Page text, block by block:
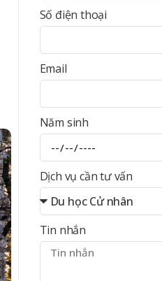
Số điện thoại
Email
Năm sinh
Dịch vụ cần tư vấn
Tin nhắn